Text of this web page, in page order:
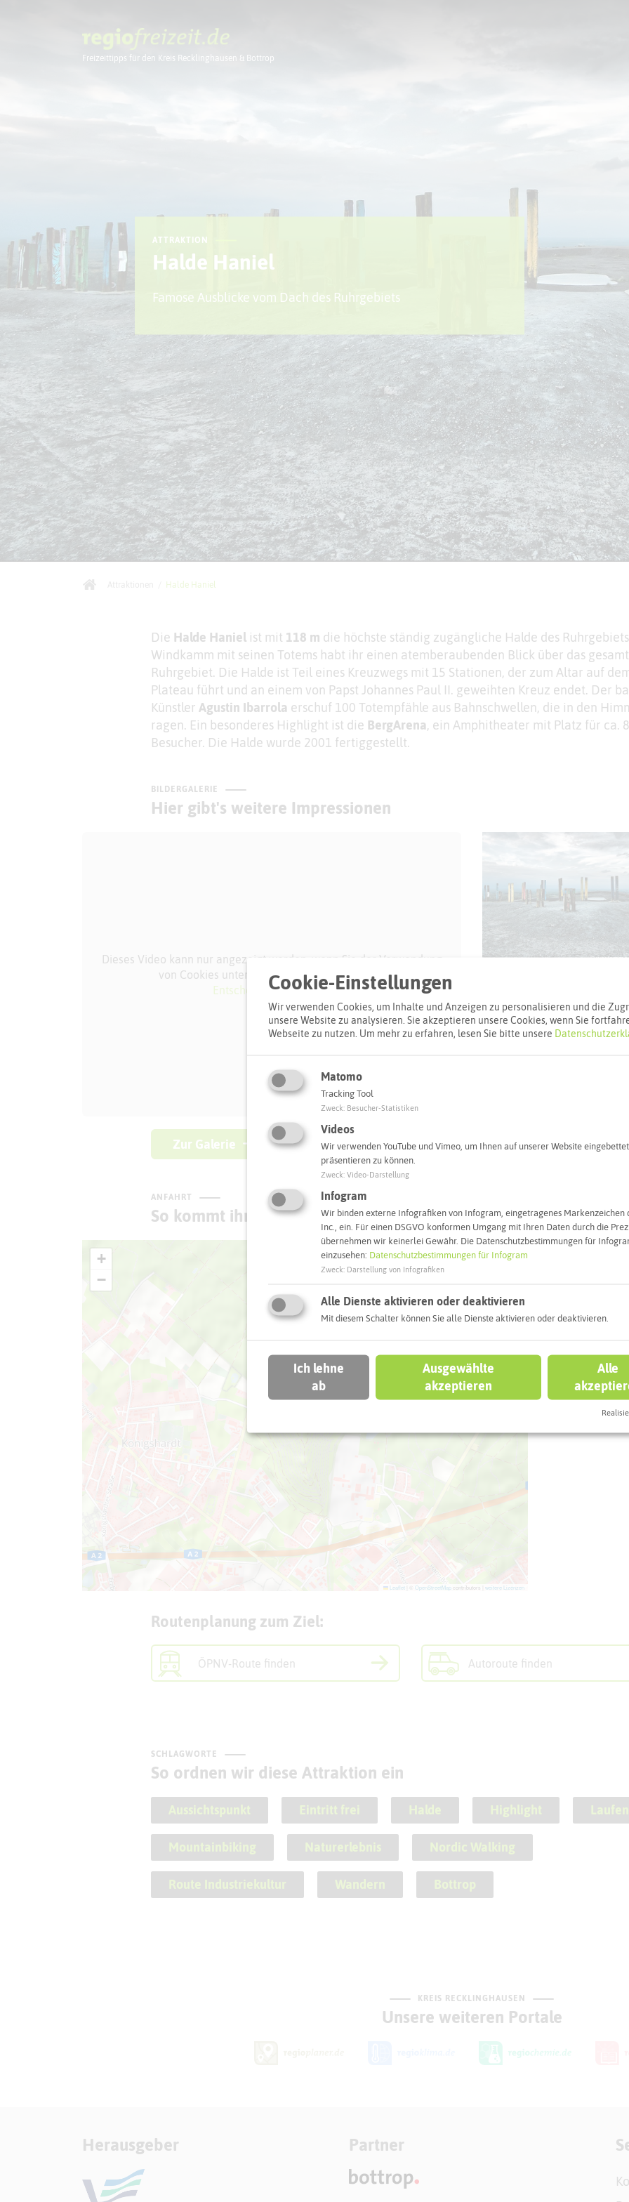
Freizeittipps für den Kreis Recklinghausen & Bottrop
ATTRAKTION
Halde Haniel
Famose Ausblicke vom Dach des Ruhrgebiets
Halde Haniel
Die Halde Hanielist mit 118 m die höchste ständig zugängliche Halde des
Windkamm mit seinen Totems habt ihr einen atemberaubenden Blick über das
Ruhrgebiet. Die Halde ist Teil eines Kreuzwegs mit 15 Stationen, der zum Altar auf
Plateau führt und an einem von Papst Johannes Paul II. geweihten Kreuz endet. Der
Künstler Agustin Ibarrola erschuf 100 Totempfähle aus Bahnschwellen, die in den
ragen. Ein besonderes Highlight ist die BergArena, ein Amphitheater mit Platz für ca.
Besucher. Die Halde wurde 2001 fertiggestellt.
BILDERGALERIE
Hier gibt's weitere Impressionen
Dieses Video kann nur angezeigt werden, wenn Sie der Verwendung
von Cookies unter "Video" zugestimmt haben.
Entscheidung anpassen
© wostemme
Zur Galerie
ANFAHRT
So kommt ihr zum Ziel
+
−
Leaflet OpenStreetMap contributors | weitere Lizenzen
Adresse:
Routenplanung zum Ziel:
ÖPNV-Route finden Autoroute finden
SCHLAGWORTE
So ordnen wir diese Attraktion ein
Aussichtspunkt Eintritt frei Halde Highlight Laufen
Mountainbiking Naturerlebnis Nordic Walking
Route Industriekultur Wandern Bottrop
KREIS RECKLINGHAUSEN
Unsere weiteren Portale
Herausgeber Partner
Cookie-Einstellungen
Wir verwenden Cookies, um Inhalte und Anzeigen zu personalisieren und die
unsere Website zu analysieren. Sie akzeptieren unsere Cookies, wenn Sie
Webseite zu nutzen. Um mehr zu erfahren, lesen Sie bitte unsere
Matomo
Tracking Tool
Zweck: Besucher-Statistiken
Videos
Wir verwenden YouTube und Vimeo, um Ihnen auf unserer Website
präsentieren zu können.
Zweck: Video-Darstellung
Infogram
Wir binden externe Infografiken von Infogram, eingetragenes Markenzeichen
Inc., ein. Für einen DSGVO konformen Umgang mit Ihren Daten durch die
übernehmen wir keinerlei Gewähr. Die Datenschutzbestimmungen für
einzusehen: Datenschutzbestimmungen für Infogram
Zweck: Darstellung von Infografiken
Alle Dienste aktivieren oder deaktivieren
Mit diesem Schalter können Sie alle Dienste aktivieren oder deaktivieren.
Ich lehne
ab
Ausgewählte
akzeptieren
Alle